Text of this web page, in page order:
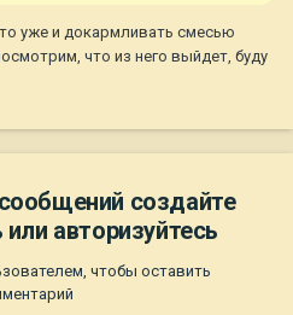
уже и докармливать смесью
что из него выйдет, буду
создайте
авторизуйтесь
чтобы оставить